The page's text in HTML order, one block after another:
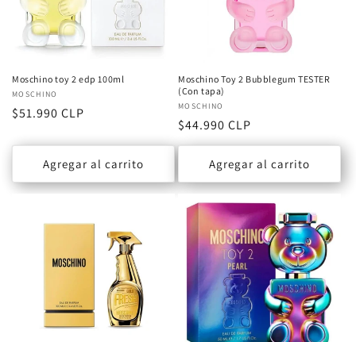
Moschino toy 2 edp 100ml
Proveedor:
MOSCHINO
Precio
$51.990 CLP
Agregar al carrito
Moschino Toy 2 Bubblegum TESTER
(Con tapa)
Proveedor:
MOSCHINO
Precio
habitual
$44.990 CLP
Agregar al carrito